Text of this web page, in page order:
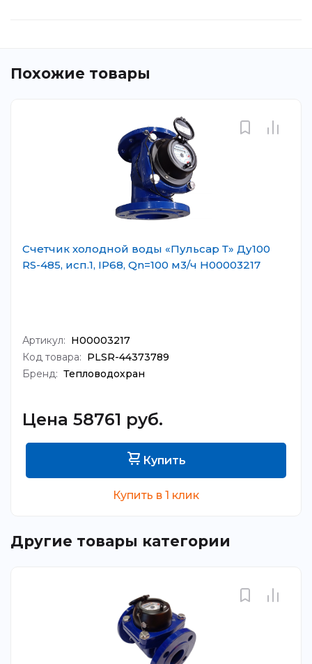
Похожие товары
Счетчик холодной воды «Пульсар Т» Ду100
RS-485, исп.1, IP68, Qn=100 м3/ч Н00003217
Артикул: Н00003217
Код товара: PLSR-44373789
Бренд: Тепловодохран
Цена 58761 руб.
Купить
Купить в 1 клик
Другие товары категории